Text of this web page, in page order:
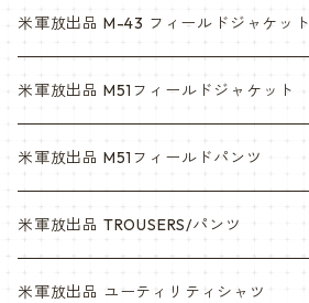
3c
6c
デザート
デザートマーパット
ABU
マルチカム
3c
6c
デザート
デザートマーパット
米軍放出品 M-43 フィールドジャケット
米軍放出品 M51フィールドジャケット
米軍放出品 M51フィールドパンツ
米軍放出品 TROUSERS/パンツ
米軍放出品 ユーティリティシャツ